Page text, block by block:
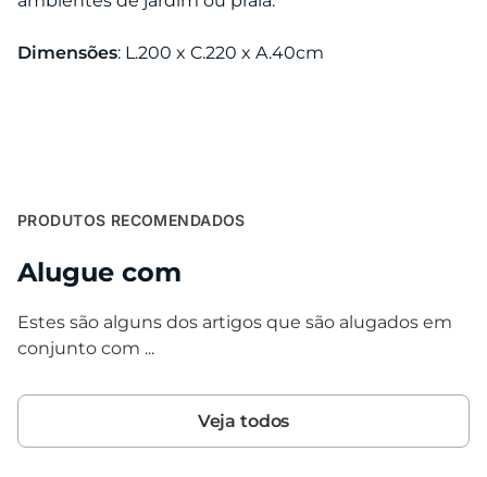
Dimensões: L.200 x C.220 x A.40cm
PRODUTOS RECOMENDADOS
Alugue com
Estes são alguns dos artigos que são alugados em
conjunto com ...
Veja todos